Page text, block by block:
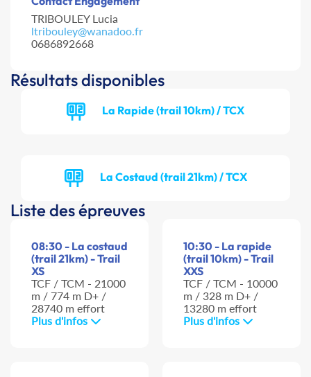
TRIBOULEY Lucia
ltribouley@wanadoo.fr
0686892668
Résultats disponibles
La Rapide (trail 10km) / TCX
La Costaud (trail 21km) / TCX
Liste des épreuves
08:30 - La costaud
(trail 21km) - Trail
XS
TCF / TCM - 21000
m / 774 m D+ /
28740 m effort
Plus d'infos
10:30 - La rapide
(trail 10km) - Trail
XXS
TCF / TCM - 10000
m / 328 m D+ /
13280 m effort
Plus d'infos